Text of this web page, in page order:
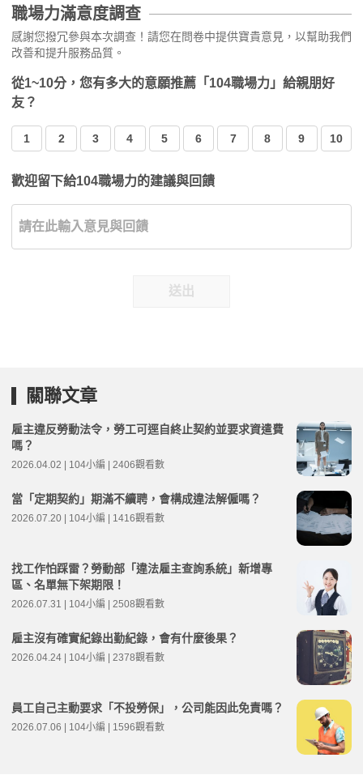
職場力滿意度調查
感謝您撥冗參與本次調查！請您在問卷中提供寶貴意見，以幫助我們
改善和提升服務品質。
從1~10分，您有多大的意願推薦「104職場力」給親朋好
友？
1 2 3 4 5 6 7 8 9 10
歡迎留下給104職場力的建議與回饋
送出
關聯文章
雇主違反勞動法令，勞工可逕自終止契約並要求資遣費
嗎？
2026.04.02 | 104小編 | 2406觀看數
當「定期契約」期滿不續聘，會構成違法解僱嗎？
2026.07.20 | 104小編 | 1416觀看數
找工作怕踩雷？勞動部「違法雇主查詢系統」新增專
區、名單無下架期限！
2026.07.31 | 104小編 | 2508觀看數
雇主沒有確實紀錄出勤紀錄，會有什麼後果？
2026.04.24 | 104小編 | 2378觀看數
員工自己主動要求「不投勞保」，公司能因此免責嗎？
2026.07.06 | 104小編 | 1596觀看數